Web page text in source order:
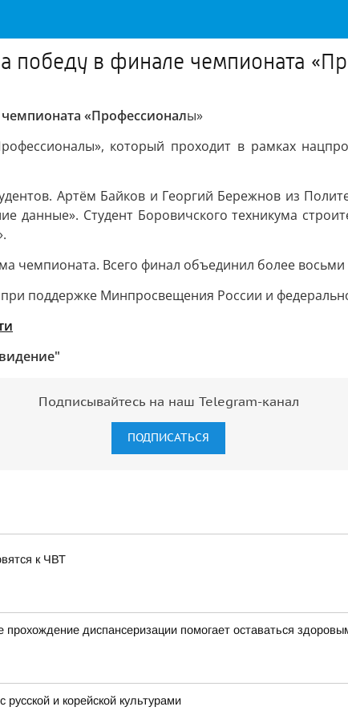
победу в финале чемпионата
«Профессионалы»
который проходит в рамках
Артём Байков и Георгий Бережнов из
данные». Студент Боровичского техникума
чемпионата. Всего финал объединил более восьми
поддержке Минпросвещения России и
Подписывайтесь на наш Telegram-канал
ПОДПИСАТЬСЯ
к ЧВТ
диспансеризации помогает оставаться
и корейской культурами